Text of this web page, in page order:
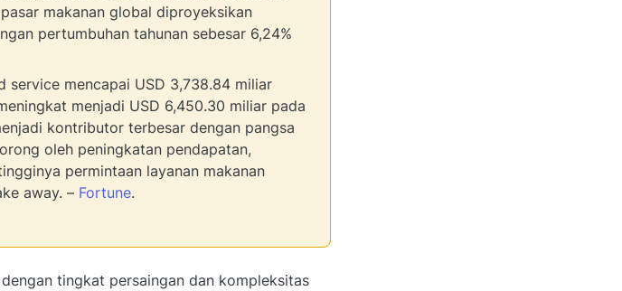
makanan global diproyeksikan
pertumbuhan tahunan sebesar 6,24%
service mencapai USD 3,738.84 miliar
menjadi USD 6,450.30 miliar pada
kontributor terbesar dengan pangsa
oleh peningkatan pendapatan,
permintaan layanan makanan
away. – Fortune.
tingkat persaingan dan kompleksitas